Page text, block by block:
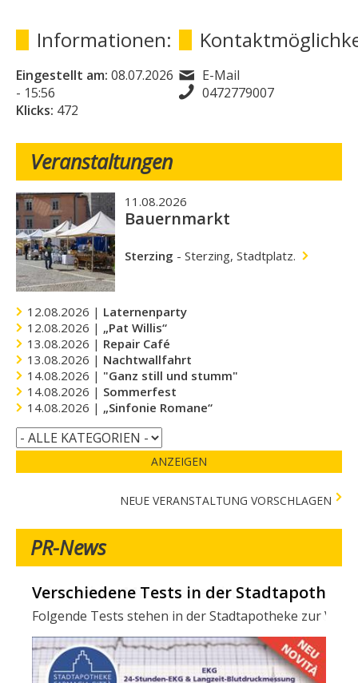
Informationen:
Eingestellt am: 08.07.2026
- 15:56
Klicks: 472
E-Mail
0472779007
Veranstaltungen
11.08.2026
Bauernmarkt
Sterzing - Sterzing, Stadtplatz.
12.08.2026 | Laternenparty
12.08.2026 | „Pat Willis“
13.08.2026 | Repair Café
13.08.2026 | Nachtwallfahrt
14.08.2026 | "Ganz still und stumm"
14.08.2026 | Sommerfest
14.08.2026 | „Sinfonie Romane“
ANZEIGEN
NEUE VERANSTALTUNG VORSCHLAGEN
PR-News
Verschiedene Tests in der
Folgende Tests stehen in der Stadtapotheke zur